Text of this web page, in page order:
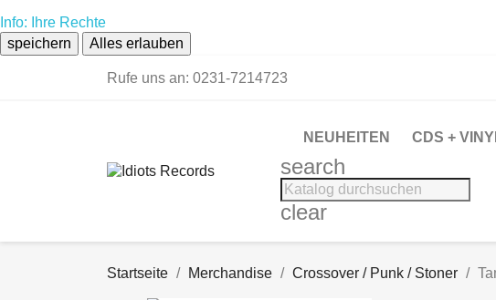
Info: Ihre Rechte
speichern
Alles erlauben
Rufe uns an: 0231-7214723
NEUHEITEN CDS +
search
clear
Startseite Merchandise Crossover / Punk / Stoner